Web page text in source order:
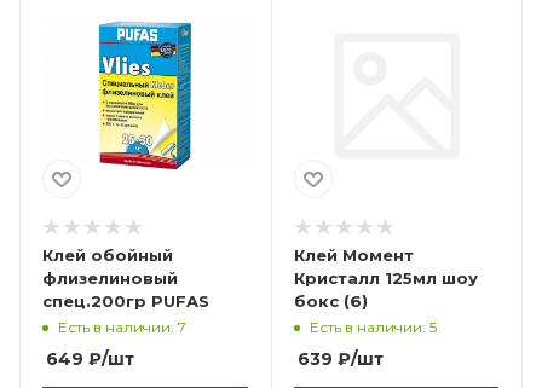
Клей обойный
флизелиновый
спец.200гр PUFAS
Есть в наличии: 7
649 ₽/шт
Клей Момент
Кристалл 125мл шоу
бокс (6)
Есть в наличии: 5
639 ₽/шт